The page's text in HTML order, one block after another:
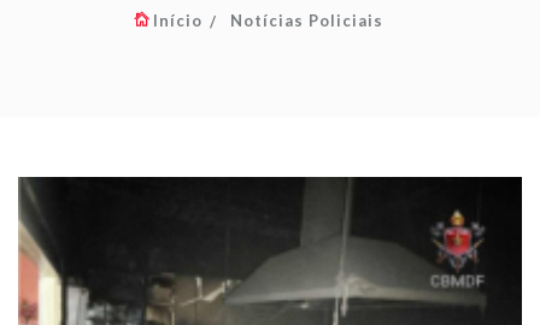
Início Notícias Policiais